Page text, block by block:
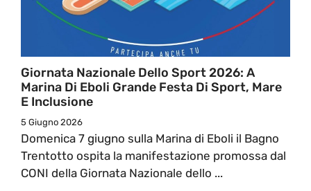
Giornata Nazionale Dello Sport 2026: A
Marina Di Eboli Grande Festa Di Sport, Mare
E Inclusione
5 Giugno 2026
Domenica 7 giugno sulla Marina di Eboli il Bagno
Trentotto ospita la manifestazione promossa dal
CONI della Giornata Nazionale dello ...